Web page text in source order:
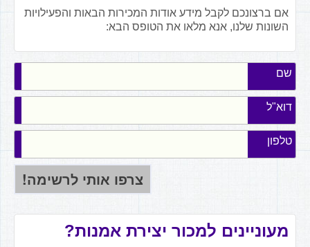
אם ברצונכם לקבל מידע אודות המכירות הבאות והפעילויות
השונות שלנו, אנא מלאו את הטופס הבא:
שם
דוא"ל
טלפון
מעוניינים למכור יצירת אמנות?